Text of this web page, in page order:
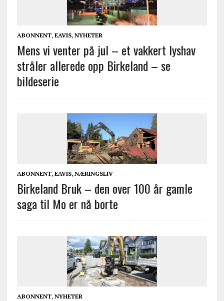
ABONNENT, EAVIS, NYHETER
Mens vi venter på jul – et vakkert lyshav
stråler allerede opp Birkeland – se
bildeserie
ABONNENT, EAVIS, NÆRINGSLIV
Birkeland Bruk – den over 100 år gamle
saga til Mo er nå borte
ABONNENT, NYHETER